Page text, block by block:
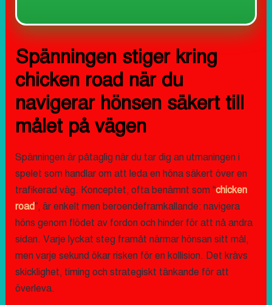
Spänningen stiger kring
chicken road när du
navigerar hönsen säkert till
målet på vägen
Spänningen är påtaglig när du tar dig an utmaningen i
spelet som handlar om att leda en höna säkert över en
trafikerad väg. Konceptet, ofta benämnt som “chicken
road”, är enkelt men beroendeframkallande: navigera
höns genom flödet av fordon och hinder för att nå andra
sidan. Varje lyckat steg framåt närmar hönsan sitt mål,
men varje sekund ökar risken för en kollision. Det krävs
skicklighet, timing och strategiskt tänkande för att
överleva.